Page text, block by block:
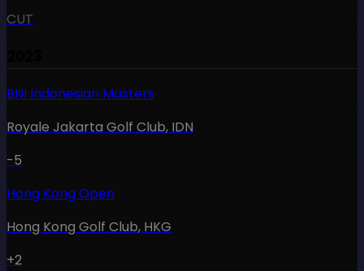
CUT
BNI Indonesian Masters
Royale Jakarta Golf Club, IDN
-5
Hong Kong Open
Hong Kong Golf Club, HKG
+2